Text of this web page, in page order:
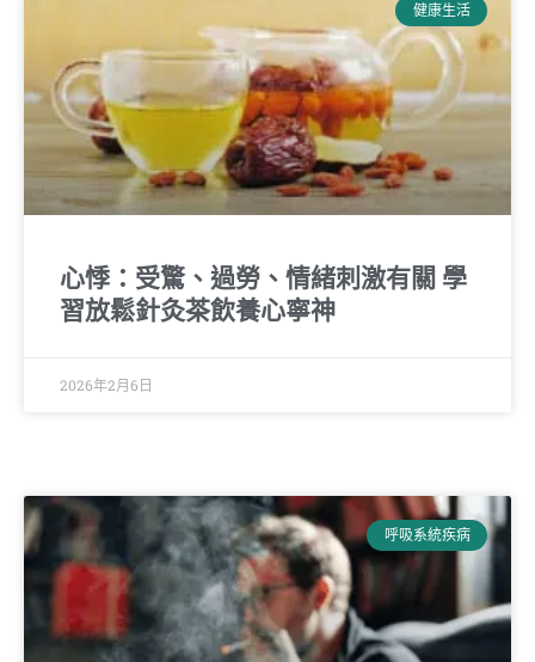
健康生活
心悸：受驚、過勞、情緒刺激有關 學
習放鬆針灸茶飲養心寧神
2026年2月6日
呼吸系統疾病